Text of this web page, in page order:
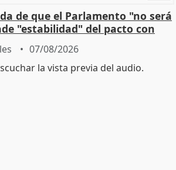
de que el Parlamento "no será
"estabilidad" del pacto con
07/08/2026